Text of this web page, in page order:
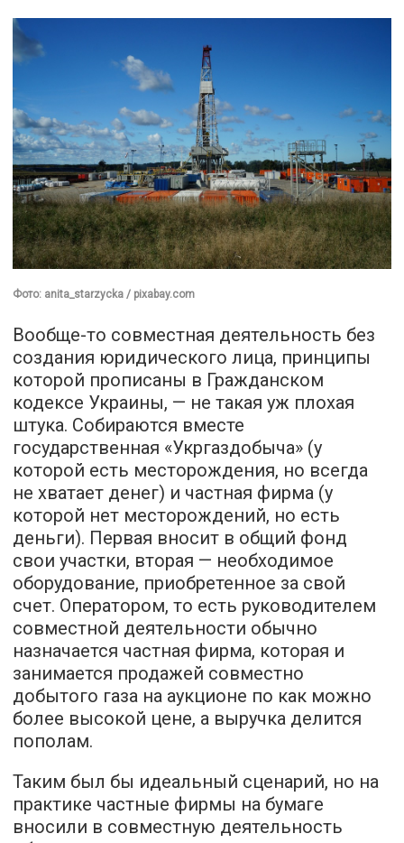
Фото: anita_starzycka / pixabay.com
Вообще-то совместная деятельность без
создания юридического лица, принципы
которой прописаны в Гражданском
кодексе Украины, — не такая уж плохая
штука. Собираются вместе
государственная «Укргаздобыча» (у
которой есть месторождения, но всегда
не хватает денег) и частная фирма (у
которой нет месторождений, но есть
деньги). Первая вносит в общий фонд
свои участки, вторая — необходимое
оборудование, приобретенное за свой
счет. Оператором, то есть руководителем
совместной деятельности обычно
назначается частная фирма, которая и
занимается продажей совместно
добытого газа на аукционе по как можно
более высокой цене, а выручка делится
пополам.
Таким был бы идеальный сценарий, но на
практике частные фирмы на бумаге
вносили в совместную деятельность